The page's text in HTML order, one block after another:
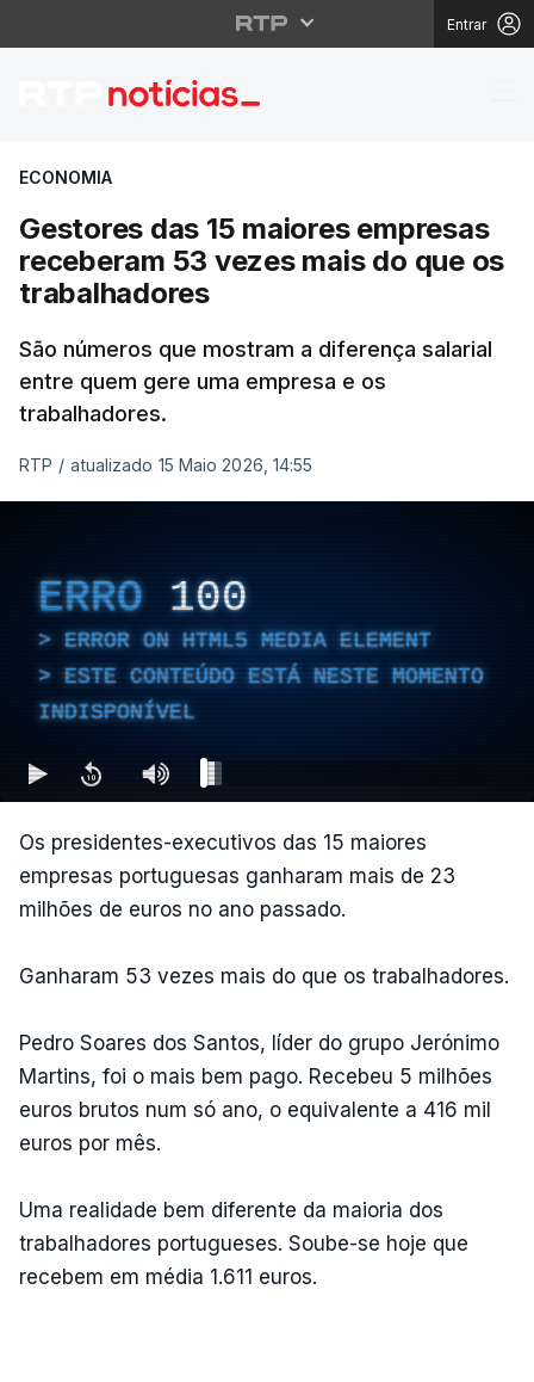
Entrar
Gestores das 15
ECONOMIA
Gestores das 15 maiores empresas
receberam 53 vezes mais do que os
trabalhadores
São números que mostram a diferença salarial
entre quem gere uma empresa e os
trabalhadores.
RTP / atualizado 15 Maio 2026, 14:55
ERRO 100
ERROR ON HTML5 MEDIA ELEMENT
ESTE CONTEÚDO ESTÁ NESTE MOMENTO
INDISPONÍVEL
Os presidentes-executivos das 15 maiores
empresas portuguesas ganharam mais de 23
milhões de euros no ano passado.
Ganharam 53 vezes mais do que os trabalhadores.
Pedro Soares dos Santos, líder do grupo Jerónimo
Martins, foi o mais bem pago. Recebeu 5 milhões
euros brutos num só ano, o equivalente a 416 mil
euros por mês.
Uma realidade bem diferente da maioria dos
trabalhadores portugueses. Soube-se hoje que
recebem em média 1.611 euros.